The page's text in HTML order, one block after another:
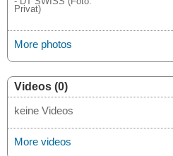
Privat)
More photos
Videos (0)
keine Videos
More videos